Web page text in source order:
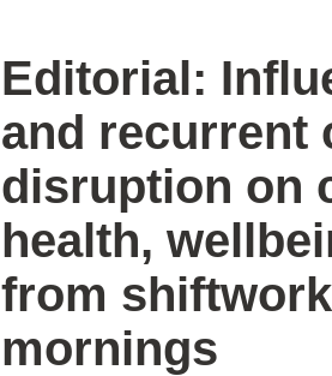
Editorial:
and recurrent
disruption on
health,
from
mornings